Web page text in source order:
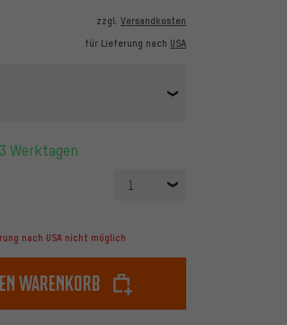
zzgl. Versandkosten
für Lieferung nach USA
Werktagen
1
nach USA nicht möglich
Warenkorb